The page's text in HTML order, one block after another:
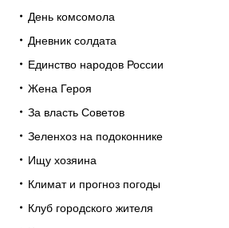
День комсомола
Дневник солдата
Единство народов России
Жена Героя
За власть Советов
Зеленхоз на подоконнике
Ищу хозяина
Климат и прогноз погоды
Клуб городского жителя